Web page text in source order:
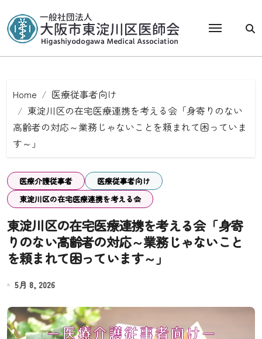
to
content
Home
医療従事者向け
東淀川区の在宅医療連携を考える会「身寄りのない
高齢者の対応～業務じゃないことを頼まれて困っていま
す～」
医療介護従事者
医療従事者向け
東淀川区の在宅医療連携を考える会
東淀川区の在宅医療連携を考える会「身寄
りのない高齢者の対応～業務じゃないこと
を頼まれて困っています～」
5月 8, 2026